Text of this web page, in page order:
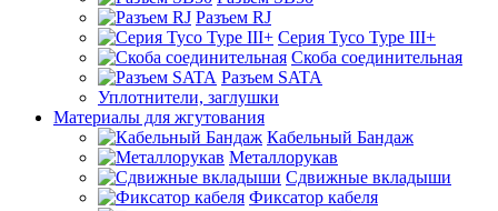
Разъем RJ
Серия Tyco Type III+
Скоба соединительная
Разъем SATA
Уплотнители, заглушки
Материалы для жгутования
Кабельный Бандаж
Металлорукав
Сдвижные вкладыши
Фиксатор кабеля